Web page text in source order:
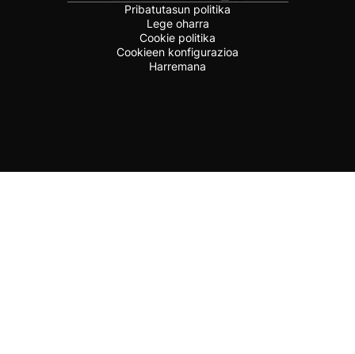
Pribatutasun politika
Lege oharra
Cookie politika
Cookieen konfigurazioa
Harremana